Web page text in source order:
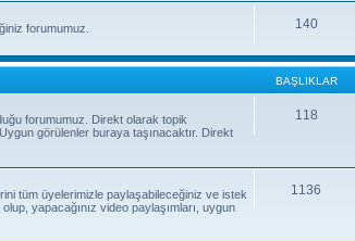
forumumuz.
140
BAŞLIKLAR
forumumuz. Direkt olarak topik
görülenler buraya taşınacaktır. Direkt
118
tüm üyelerimizle paylaşabileceğiniz ve istek
yapacağınız video paylaşımları, uygun
1136